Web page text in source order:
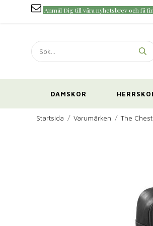
Anmäl Dig till våra nyhetsbrev och få
DAMSKOR
Startsida / Varumärken / The